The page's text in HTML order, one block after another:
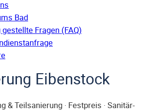
Bad
Fragen (FAQ)
Eibenstock
& Teilsanierung · Festpreis · Sanitär-